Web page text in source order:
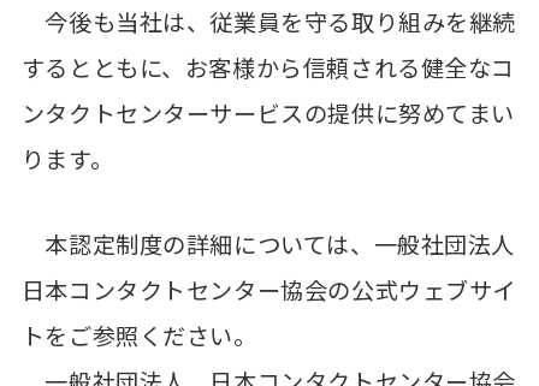
今後も当社は、従業員を守る取り組みを継続
するとともに、お客様から信頼される健全なコ
ンタクトセンターサービスの提供に努めてまい
ります。
本認定制度の詳細については、一般社団法人
日本コンタクトセンター協会の公式ウェブサイ
トをご参照ください。